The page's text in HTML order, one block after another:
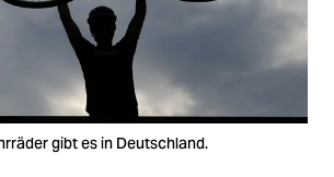
gibt es in Deutschland.